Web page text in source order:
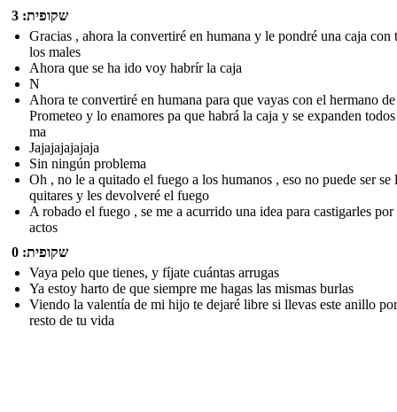
שקופית: 3
Gracias , ahora la convertiré en humana y le pondré una caja con
los males
Ahora que se ha ido voy habrír la caja
N
Ahora te convertiré en humana para que vayas con el hermano de
Prometeo y lo enamores pa que habrá la caja y se expanden
ma
Jajajajajajaja
Sin ningún problema
Oh , no le a quitado el fuego a los humanos , eso no puede ser se
quitares y les devolveré el fuego
A robado el fuego , se me a acurrido una idea para castigarles por
actos
שקופית: 0
Vaya pelo que tienes, y fíjate cuántas arrugas
Ya estoy harto de que siempre me hagas las mismas burlas
Viendo la valentía de mi hijo te dejaré libre si llevas este anillo
resto de tu vida